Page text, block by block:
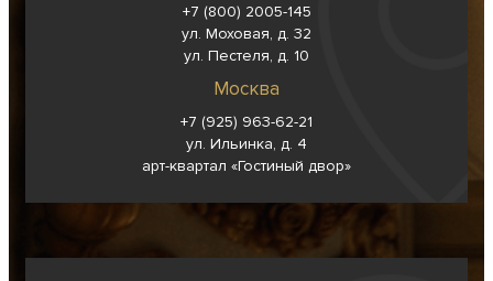
+7 (800) 2005-145
ул. Моховая, д. 32
ул. Пестеля, д. 10
Москва
+7 (925) 963-62-21
ул. Ильинка, д. 4
арт-квартал «Гостиный двор»